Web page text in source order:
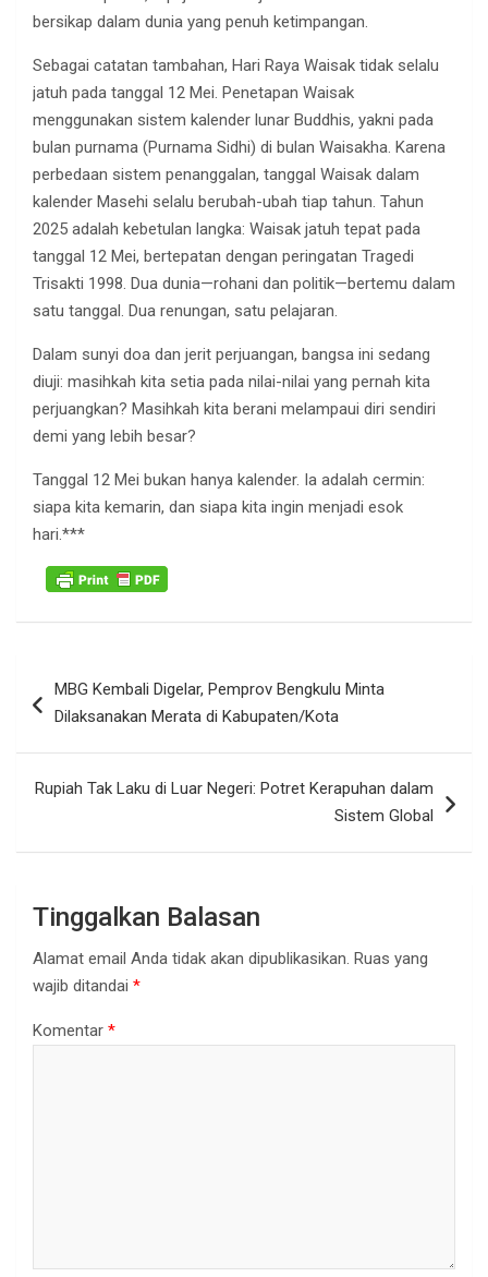
bersikap dalam dunia yang penuh ketimpangan.
Sebagai catatan tambahan, Hari Raya Waisak tidak selalu
jatuh pada tanggal 12 Mei. Penetapan Waisak
menggunakan sistem kalender lunar Buddhis, yakni pada
bulan purnama (Purnama Sidhi) di bulan Waisakha. Karena
perbedaan sistem penanggalan, tanggal Waisak dalam
kalender Masehi selalu berubah-ubah tiap tahun. Tahun
2025 adalah kebetulan langka: Waisak jatuh tepat pada
tanggal 12 Mei, bertepatan dengan peringatan Tragedi
Trisakti 1998. Dua dunia—rohani dan politik—bertemu dalam
satu tanggal. Dua renungan, satu pelajaran.
Dalam sunyi doa dan jerit perjuangan, bangsa ini sedang
diuji: masihkah kita setia pada nilai-nilai yang pernah kita
perjuangkan? Masihkah kita berani melampaui diri sendiri
demi yang lebih besar?
Tanggal 12 Mei bukan hanya kalender. Ia adalah cermin:
siapa kita kemarin, dan siapa kita ingin menjadi esok
hari.***
posMBG Kembali Digelar, Pemprov Bengkulu Minta
Dilaksanakan Merata di Kabupaten/Kota
Rupiah Tak Laku di Luar Negeri: Potret Kerapuhan dalam
Sistem Global
Tinggalkan Balasan
Alamat email Anda tidak akan dipublikasikan. Ruas yang
wajib ditandai *
Komentar *